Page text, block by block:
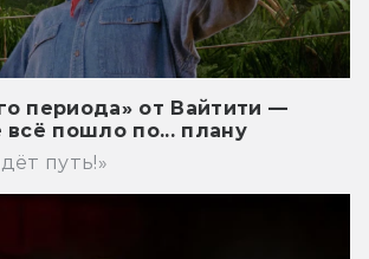
периода» от Вайтити —
всё пошло по... плану
путь!»